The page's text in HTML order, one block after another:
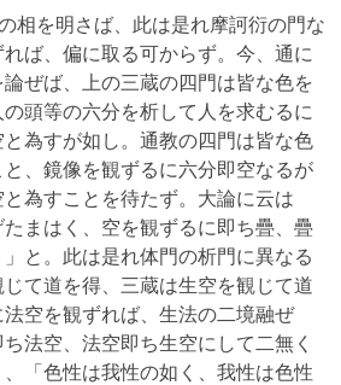
相を明さば、此は是れ摩訶衍の門な
ば、偏に取る可からず。今、通に
ぜば、上の三蔵の四門は皆な色を
頭等の六分を析して人を求むるに
為すが如し。通教の四門は皆な色
、鏡像を観ずるに六分即空なるが
為すことを待たず。大論に云は
たまはく、空を観ずるに即ち疊、疊
と。此は是れ体門の析門に異なる
て道を得、三蔵は生空を観じて道
空を観ずれば、生法の二境融ぜ
法空、法空即ち生空にして二無く
「色性は我性の如く、我性は色性